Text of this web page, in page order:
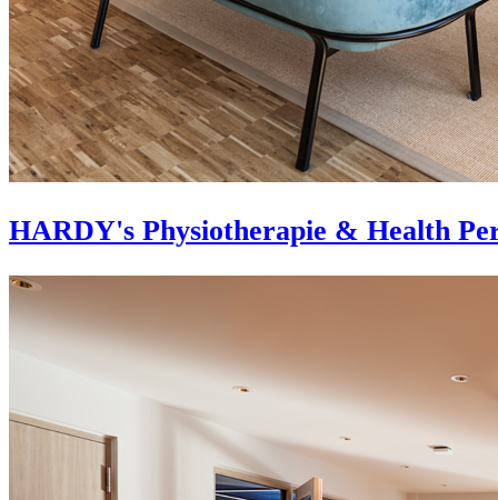
HARDY's Physiotherapie & Health